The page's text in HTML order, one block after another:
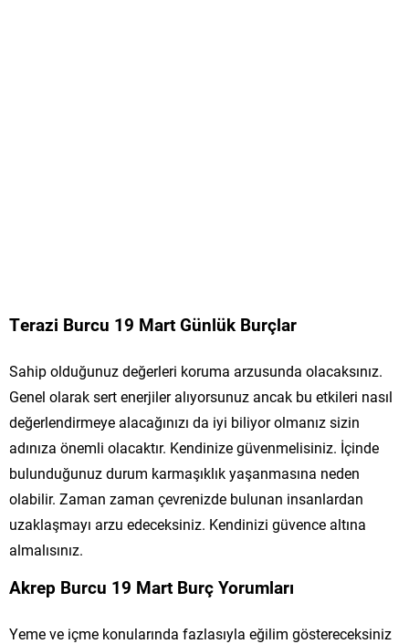
Terazi Burcu 19 Mart Günlük Burçlar
Sahip olduğunuz değerleri koruma arzusunda olacaksınız.
Genel olarak sert enerjiler alıyorsunuz ancak bu etkileri nasıl
değerlendirmeye alacağınızı da iyi biliyor olmanız sizin
adınıza önemli olacaktır. Kendinize güvenmelisiniz. İçinde
bulunduğunuz durum karmaşıklık yaşanmasına neden
olabilir. Zaman zaman çevrenizde bulunan insanlardan
uzaklaşmayı arzu edeceksiniz. Kendinizi güvence altına
almalısınız.
Akrep Burcu 19 Mart Burç Yorumları
Yeme ve içme konularında fazlasıyla eğilim göstereceksiniz